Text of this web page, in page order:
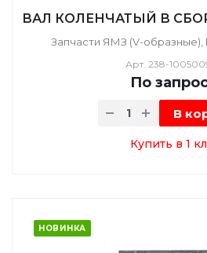
ВАЛ КОЛЕНЧАТЫЙ В
Запчасти ЯМЗ (V-образные),
Арт. 238-
По запр
В
Купить в 1
НОВИНКА